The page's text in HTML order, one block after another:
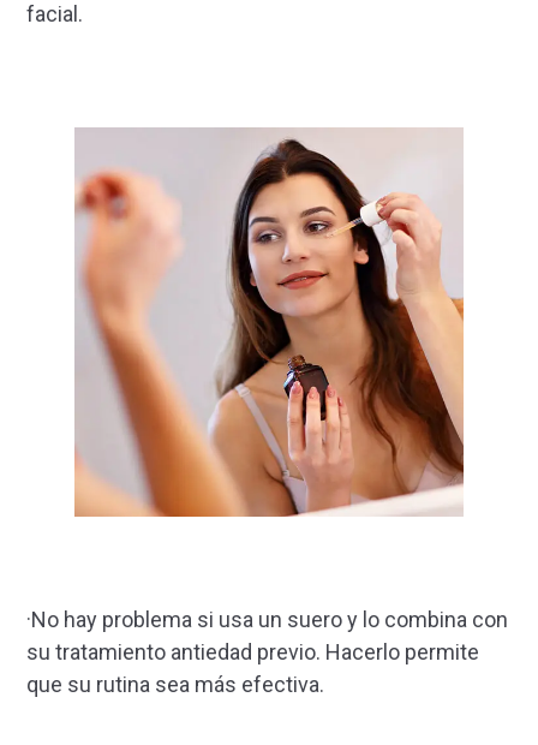
facial.
·No hay problema si usa un suero y lo combina con
su tratamiento antiedad previo. Hacerlo permite
que su rutina sea más efectiva.